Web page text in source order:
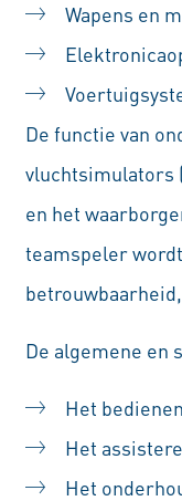
Wapens en
De functie van
vluchtsimulators
en het
teamspeler
De algemene en
Het
Het
Het